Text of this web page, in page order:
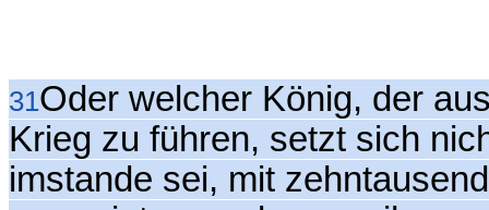
31Oder welcher König, der
Krieg zu führen, setzt sich
imstande sei, mit